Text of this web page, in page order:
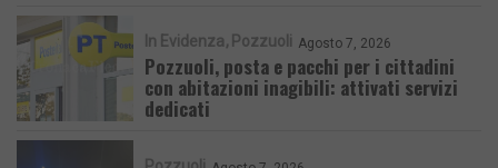
In Evidenza Pozzuoli Agosto 7, 2026
Pozzuoli, posta e pacchi per i cittadini
con abitazioni inagibili: attivati servizi
dedicati